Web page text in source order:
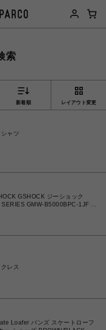
索
新着順 レイアウト変更
ャツ
GSHOCK ジーショック
GMW-B5000BPC-1JF 防
ーラー（ソーラー充電） 電波時
レス
Loafer バンズ スケートローフ